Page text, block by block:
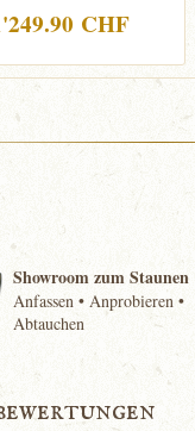
CHF
Showroom zum Staunen
Anfassen • Anprobieren •
Abtauchen